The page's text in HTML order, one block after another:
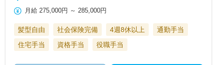
月給 275,000円 ～ 285,000円
髪型自由 社会保険完備 4週8休以上
通勤手当
住宅手当
資格手当 役職手当